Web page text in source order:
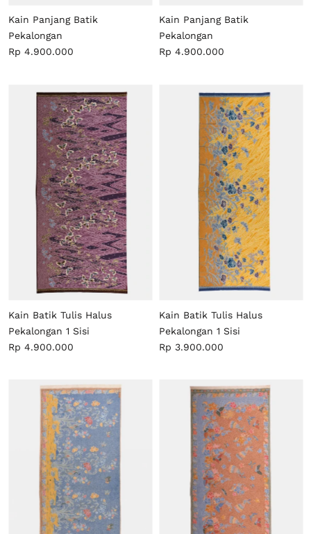
Kain Panjang Batik
Pekalongan
Rp 4.900.000
Kain Panjang Batik
Pekalongan
Rp 4.900.000
Kain Batik Tulis Halus
Pekalongan 1 Sisi
Rp 4.900.000
Kain Batik Tulis Halus
Pekalongan 1 Sisi
Rp 3.900.000